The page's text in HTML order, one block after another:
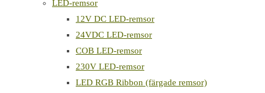
LED-remsor
12V DC LED-remsor
24VDC LED-remsor
COB LED-remsor
230V LED-remsor
LED RGB Ribbon (färgade remsor)